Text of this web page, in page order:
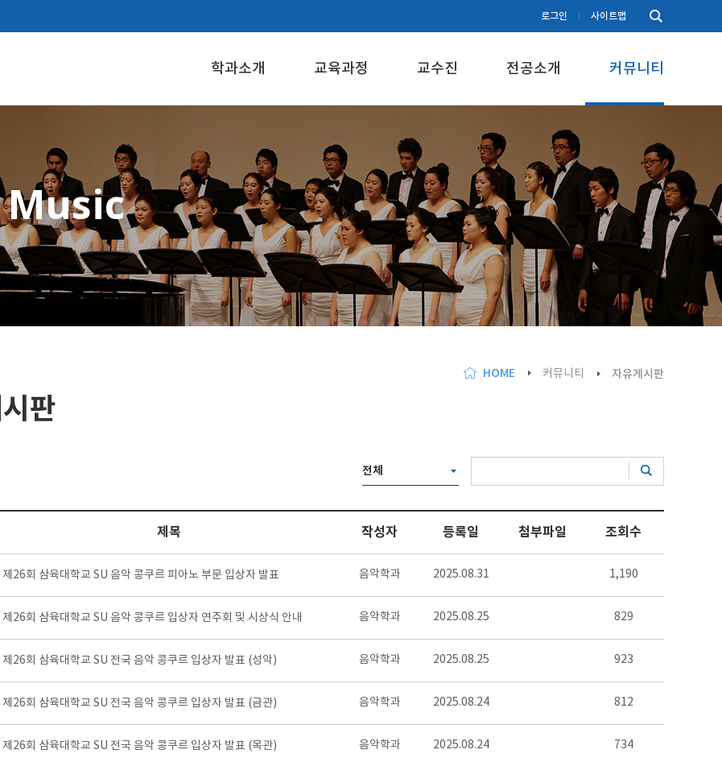
로그인 사이트맵
학과소개 교육과정 교수진 전공소개 커뮤니티
HOME 커뮤니티 자유게시판
판
전체
제목 작성자 등록일 첨부파일 조회수
제26회 삼육대학교 SU 음악 콩쿠르 피아노 부문 입상자 발표 음악학과 2025.08.31 1,190
제26회 삼육대학교 SU 음악 콩쿠르 입상자 연주회 및 시상식 안내 음악학과 2025.08.25 829
제26회 삼육대학교 SU 전국 음악 콩쿠르 입상자 발표 (성악) 음악학과 2025.08.25 923
제26회 삼육대학교 SU 전국 음악 콩쿠르 입상자 발표 (금관) 음악학과 2025.08.24 812
제26회 삼육대학교 SU 전국 음악 콩쿠르 입상자 발표 (목관) 음악학과 2025.08.24 734